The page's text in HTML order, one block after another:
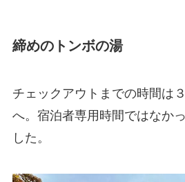
締めのトンボの湯
チェックアウトまでの時間は
へ。宿泊者専用時間ではなか
した。